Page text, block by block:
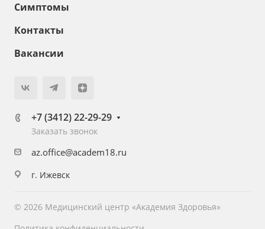
Симптомы
Контакты
Вакансии
+7 (3412) 22-29-29
Заказать звонок
az.office@academ18.ru
г. Ижевск
© 2026 Медицинский центр «Академия Здоровья»